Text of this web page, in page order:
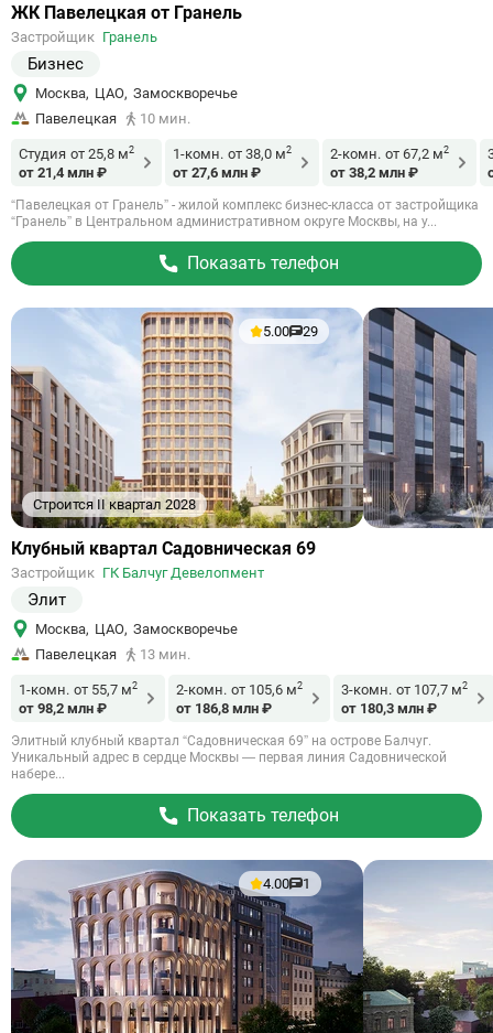
Ссылка
объект
ЖК Павелецкая от Гранель
Застройщик Гранель
Бизнес
Москва, ЦАО, Замоскворечье
Павелецкая
10 мин.
Студия от 25,8 м2
от 21,4 млн ₽
1-комн. от 38,0 м2
от 27,6 млн ₽
2-комн. от 67,2 м2
от 38,2 млн ₽
“Павелецкая от Гранель” - жилой комплекс бизнес-класса от застройщика
“Гранель” в Центральном административном округе Москвы, на у...
Показать телефон
Строится II квартал 2028
5.00 29
Ссылка
объект
Клубный квартал Садовническая 69
Застройщик ГК Балчуг Девелопмент
Элит
Москва, ЦАО, Замоскворечье
Павелецкая
13 мин.
1-комн. от 55,7 м2
от 98,2 млн ₽
2-комн. от 105,6 м2
от 186,8 млн ₽
3-комн. от 107,7 м2
от 180,3 млн ₽
Элитный клубный квартал “Садовническая 69” на острове Балчуг.
Уникальный адрес в сердце Москвы — первая линия Садовнической
набере...
Показать телефон
4.00 1